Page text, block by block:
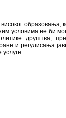
образовања,
условима не би
друштва;
и регулисања
услуге.